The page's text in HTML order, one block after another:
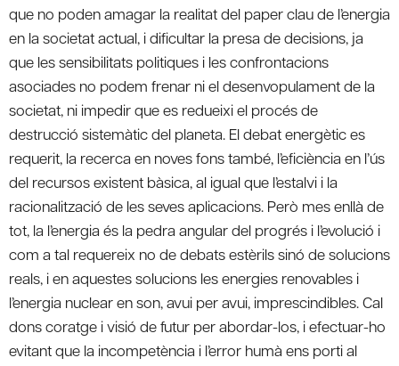
que no poden amagar la realitat del paper clau de l’energia
en la societat actual, i dificultar la presa de decisions, ja
que les sensibilitats politiques i les confrontacions
asociades no podem frenar ni el desenvopulament de la
societat, ni impedir que es redueixi el procés de
destrucció sistemàtic del planeta. El debat energètic es
requerit, la recerca en noves fons també, l’eficiència en l’ús
del recursos existent bàsica, al igual que l’estalvi i la
racionalització de les seves aplicacions. Però mes enllà de
tot, la l’energia és la pedra angular del progrés i l’evolució i
com a tal requereix no de debats estèrils sinó de solucions
reals, i en aquestes solucions les energies renovables i
l’energia nuclear en son, avui per avui, imprescindibles. Cal
dons coratge i visió de futur per abordar-los, i efectuar-ho
evitant que la incompetència i l’error humà ens porti al